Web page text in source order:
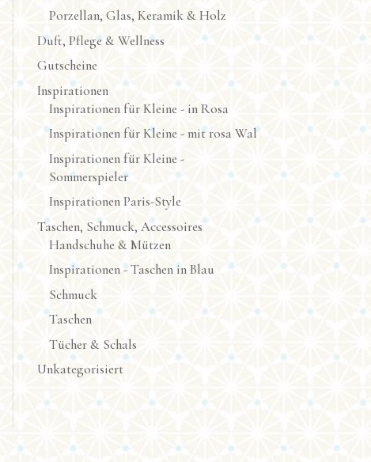
Porzellan, Glas, Keramik & Holz
Duft, Pflege & Wellness
Gutscheine
Inspirationen
Inspirationen für Kleine - in Rosa
Inspirationen für Kleine - mit rosa Wal
Inspirationen für Kleine -
Sommerspieler
Inspirationen Paris-Style
Taschen, Schmuck, Accessoires
Handschuhe & Mützen
Inspirationen - Taschen in Blau
Schmuck
Taschen
Tücher & Schals
Unkategorisiert